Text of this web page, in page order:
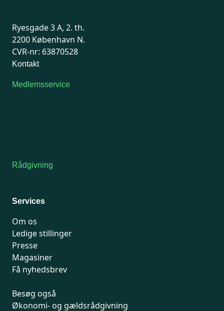
Ryesgade 3 A, 2. th.
2200 København N.
CVR-nr: 63870528
Kontakt
Medlemsservice
Rådgivning
Services
Om os
Ledige stillinger
Presse
Magasiner
Få nyhedsbrev
Besøg også
Økonomi- og gældsrådgivning